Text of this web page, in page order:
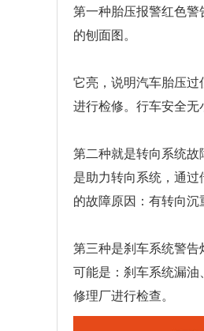
第一种胎压报警红色
的刨面图。
它亮，说明汽车胎压
进行检修。行车安全无
第二种就是转向系统
是助力转向系统，通
的故障原因：有转向沉
第三种是刹车系统警告
可能是：刹车系统漏
修理厂进行检查。